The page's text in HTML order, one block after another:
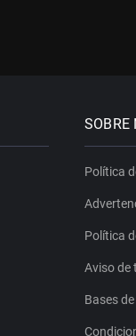
SOBRE
Política
Política
Aviso de
Bases